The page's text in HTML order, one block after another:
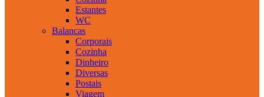
Estantes
WC
Balancas
Corporais
Cozinha
Dinheiro
Diversas
Postais
Viagem